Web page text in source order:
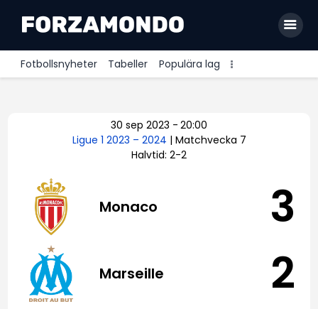
Fotbollsnyheter Tabeller Populära lag
Premier League
Bundesliga
Serie A
30 sep 2023 - 20:00
Ligue 1 2023 – 2024 | Matchvecka 7
Halvtid: 2-2
Monaco 3
Marseille 2